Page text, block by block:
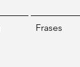
Frases